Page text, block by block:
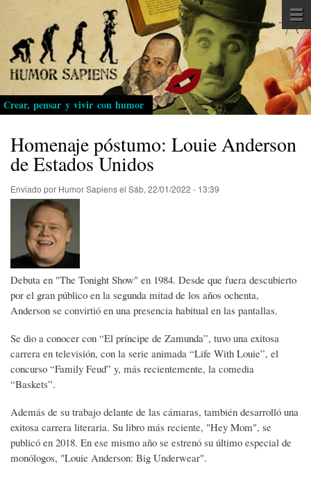
Pasar
al
contenido
principal
Crear, pensar y vivir con humor
Homenaje póstumo: Louie Anderson
de Estados Unidos
Enviado por Humor Sapiensel Sáb, 22/01/2022 - 13:39
Debuta en "The Tonight Show" en 1984. Desde que fuera descubierto
por el gran público en la segunda mitad de los años ochenta,
Anderson se convirtió en una presencia habitual en las pantallas.
Se dio a conocer con “El príncipe de Zamunda”, tuvo una exitosa
carrera en televisión, con la serie animada “Life With Louie”, el
concurso “Family Feud” y, más recientemente, la comedia
“Baskets”.
Además de su trabajo delante de las cámaras, también desarrolló una
exitosa carrera literaria. Su libro más reciente, "Hey Mom", se
publicó en 2018. En ese mismo año se estrenó su último especial de
monólogos, "Louie Anderson: Big Underwear".